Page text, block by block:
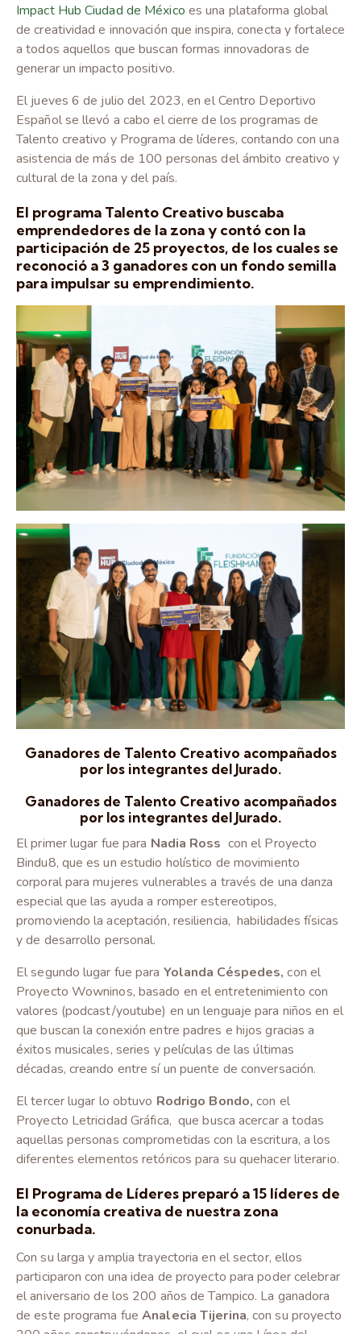
Impact Hub Ciudad de México es una plataforma global
de creatividad e innovación que inspira, conecta y fortalece
a todos aquellos que buscan formas innovadoras de
generar un impacto positivo.
El jueves 6 de julio del 2023, en el Centro Deportivo
Español se llevó a cabo el cierre de los programas de
Talento creativo y Programa de líderes, contando con una
asistencia de más de 100 personas del ámbito creativo y
cultural de la zona y del país.
El programa Talento Creativo buscaba
emprendedores de la zona y contó con la
participación de 25 proyectos, de los cuales se
reconoció a 3 ganadores con un fondo semilla
para impulsar su emprendimiento.
Ganadores de Talento Creativo acompañados
por los integrantes del Jurado.
Ganadores de Talento Creativo acompañados
por los integrantes del Jurado.
El primer lugar fue para Nadia Ross con el Proyecto
Bindu8, que es un estudio holístico de movimiento
corporal para mujeres vulnerables a través de una danza
especial que las ayuda a romper estereotipos,
promoviendo la aceptación, resiliencia, habilidades físicas
y de desarrollo personal.
El segundo lugar fue para Yolanda Céspedes, con el
Proyecto Wowninos, basado en el entretenimiento con
valores (podcast/youtube) en un lenguaje para niños en el
que buscan la conexión entre padres e hijos gracias a
éxitos musicales, series y películas de las últimas
décadas, creando entre sí un puente de conversación.
El tercer lugar lo obtuvo Rodrigo Bondo, con el
Proyecto Letricidad Gráfica, que busca acercar a todas
aquellas personas comprometidas con la escritura, a los
diferentes elementos retóricos para su quehacer literario.
El Programa de Líderes preparó a 15 líderes de
la economía creativa de nuestra zona
conurbada.
Con su larga y amplia trayectoria en el sector, ellos
participaron con una idea de proyecto para poder celebrar
el aniversario de los 200 años de Tampico. La ganadora
de este programa fueAnalecia Tijerina, con su proyecto